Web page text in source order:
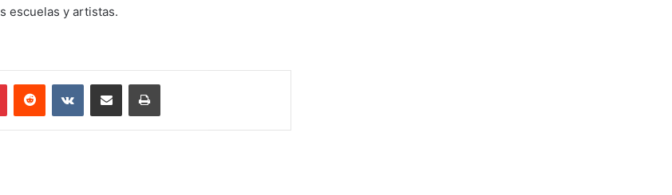
escuelas y artistas.
PinterestReddit VKontakteCompartir por correo electrónicoImprimir